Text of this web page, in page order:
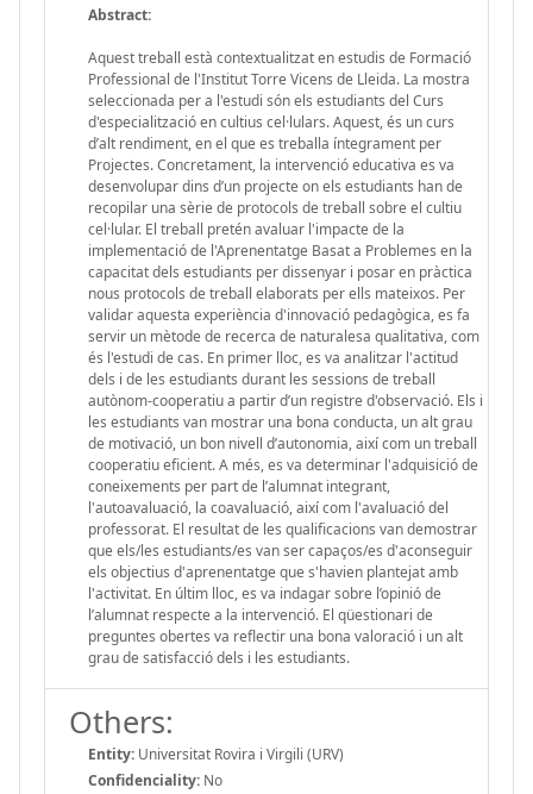
Abstract:
Aquest treball està contextualitzat en estudis de Formació
Professional de l'Institut Torre Vicens de Lleida. La mostra
seleccionada per a l'estudi són els estudiants del Curs
d'especialització en cultius cel·lulars. Aquest, és un curs
d’alt rendiment, en el que es treballa íntegrament per
Projectes. Concretament, la intervenció educativa es va
desenvolupar dins d’un projecte on els estudiants han de
recopilar una sèrie de protocols de treball sobre el cultiu
cel·lular. El treball pretén avaluar l'impacte de la
implementació de l'Aprenentatge Basat a Problemes en la
capacitat dels estudiants per dissenyar i posar en pràctica
nous protocols de treball elaborats per ells mateixos. Per
validar aquesta experiència d'innovació pedagògica, es fa
servir un mètode de recerca de naturalesa qualitativa, com
és l'estudi de cas. En primer lloc, es va analitzar l'actitud
dels i de les estudiants durant les sessions de treball
autònom-cooperatiu a partir d’un registre d'observació. Els i
les estudiants van mostrar una bona conducta, un alt grau
de motivació, un bon nivell d’autonomia, així com un treball
cooperatiu eficient. A més, es va determinar l'adquisició de
coneixements per part de l’alumnat integrant,
l'autoavaluació, la coavaluació, així com l'avaluació del
professorat. El resultat de les qualificacions van demostrar
que els/les estudiants/es van ser capaços/es d'aconseguir
els objectius d'aprenentatge que s'havien plantejat amb
l'activitat. En últim lloc, es va indagar sobre l’opinió de
l’alumnat respecte a la intervenció. El qüestionari de
preguntes obertes va reflectir una bona valoració i un alt
grau de satisfacció dels i les estudiants.
Others:
Entity: Universitat Rovira i Virgili (URV)
Confidenciality: No